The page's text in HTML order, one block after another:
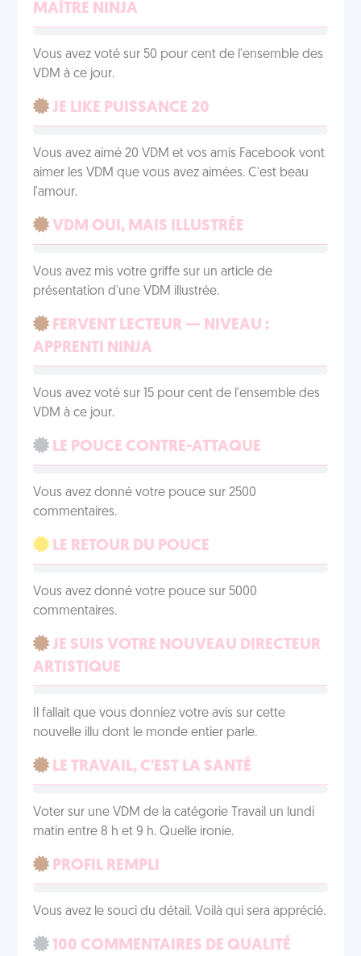
MAÎTRE NINJA
Vous avez voté sur 50 pour cent de l'ensemble des
VDM à ce jour.
JE LIKE PUISSANCE 20
Vous avez aimé 20 VDM et vos amis Facebook vont
aimer les VDM que vous avez aimées. C'est beau
l'amour.
VDM OUI, MAIS ILLUSTRÉE
Vous avez mis votre griffe sur un article de
présentation d'une VDM illustrée.
FERVENT LECTEUR — NIVEAU :
APPRENTI NINJA
Vous avez voté sur 15 pour cent de l'ensemble des
VDM à ce jour.
LE POUCE CONTRE-ATTAQUE
Vous avez donné votre pouce sur 2500
commentaires.
LE RETOUR DU POUCE
Vous avez donné votre pouce sur 5000
commentaires.
JE SUIS VOTRE NOUVEAU DIRECTEUR
ARTISTIQUE
Il fallait que vous donniez votre avis sur cette
nouvelle illu dont le monde entier parle.
LE TRAVAIL, C'EST LA SANTÉ
Voter sur une VDM de la catégorie Travail un lundi
matin entre 8 h et 9 h. Quelle ironie.
PROFIL REMPLI
Vous avez le souci du détail. Voilà qui sera apprécié.
100 COMMENTAIRES DE QUALITÉ